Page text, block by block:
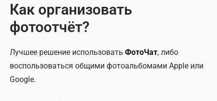
Как организовать
фотоотчёт?
Лучшее решение использовать ФотоЧат, либо
воспользоваться общими фотоальбомами Apple или
Google.